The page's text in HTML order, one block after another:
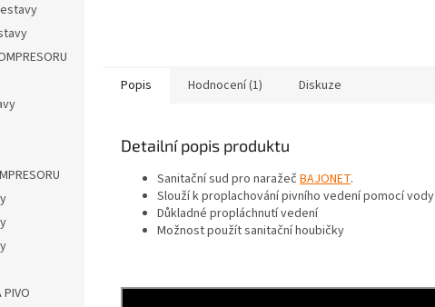
PIVO
Popis Hodnocení (1) Diskuze
Detailní popis produktu
Sanitační sud pro naražeč BAJONET.
Slouží k proplachování pivního vedení pomocí
Důkladné propláchnutí vedení
Možnost použít sanitační houbičky